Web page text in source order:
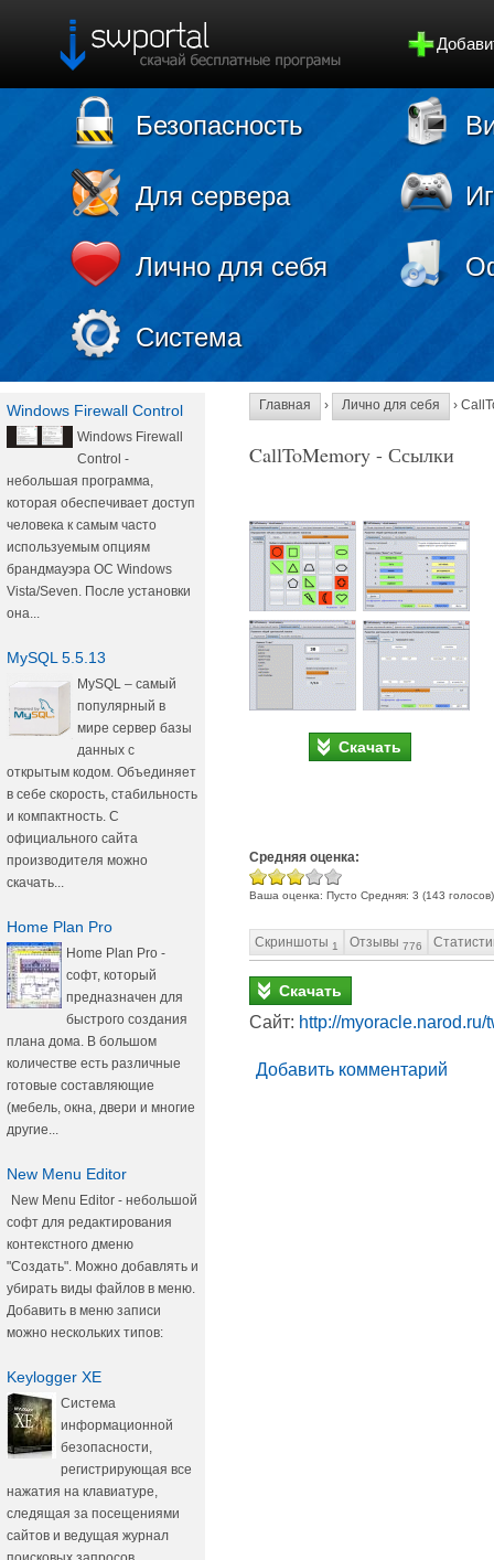
Безопасность
Для сервера
Лично для себя
Система
Windows Firewall Control
Windows Firewall
Control -
небольшая программа,
которая обеспечивает доступ
человека к самым часто
используемым опциям
брандмауэра ОС Windows
Vista/Seven. После установки
она...
MySQL 5.5.13
MySQL – самый
популярный в
мире сервер базы
данных с
открытым кодом. Объединяет
в себе скорость, стабильность
и компактность. С
официального сайта
производителя можно
скачать...
Home Plan Pro
Home Plan Pro -
софт, который
предназначен для
быстрого создания
плана дома. В большом
количестве есть различные
готовые составляющие
(мебель, окна, двери и многие
другие...
New Menu Editor
New Menu Editor - небольшой
софт для редактирования
контекстного дменю
"Создать". Можно добавлять и
убирать виды файлов в меню.
Добавить в меню записи
можно нескольких типов:
Keylogger XE
Система
информационной
безопасности,
регистрирующая все
нажатия на клавиатуре,
следящая за посещениями
сайтов и ведущая журнал
Главная › Лично для себя ›
CallToMemory - Ссылки
Скачать
Средняя оценка:
Ваша оценка: Пусто Средняя: 3 (143 голосов)
Скриншоты 1 Отзывы 776
Скачать
Сайт: http://
Добавить комментарий